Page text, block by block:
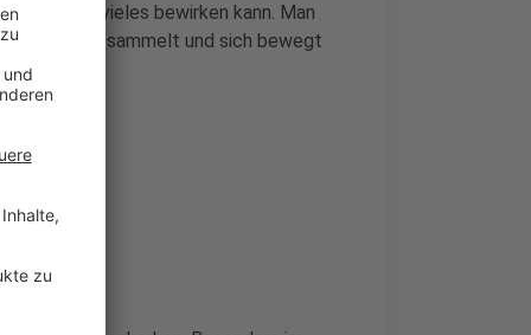
Taten vieles bewirken kann. Man
Punkte gesammelt und sich bewegt